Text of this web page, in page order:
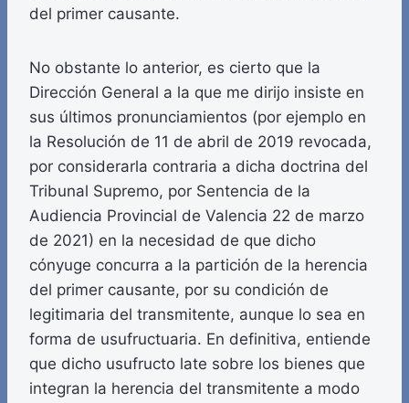
del primer causante.
No obstante lo anterior, es cierto que la
Dirección General a la que me dirijo insiste en
sus últimos pronunciamientos (por ejemplo en
la Resolución de 11 de abril de 2019 revocada,
por considerarla contraria a dicha doctrina del
Tribunal Supremo, por Sentencia de la
Audiencia Provincial de Valencia 22 de marzo
de 2021) en la necesidad de que dicho
cónyuge concurra a la partición de la herencia
del primer causante, por su condición de
legitimaria del transmitente, aunque lo sea en
forma de usufructuaria. En definitiva, entiende
que dicho usufructo late sobre los bienes que
integran la herencia del transmitente a modo